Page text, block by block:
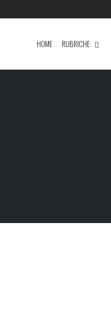
HOME RUBRICHE